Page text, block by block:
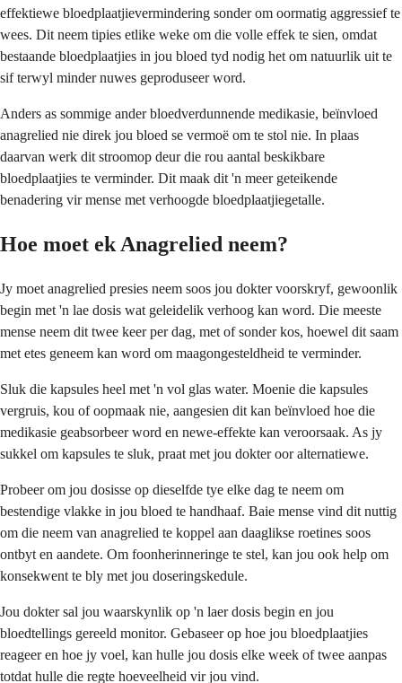
effektiewe bloedplaatjievermindering sonder om oormatig aggressief te
wees. Dit neem tipies etlike weke om die volle effek te sien, omdat
bestaande bloedplaatjies in jou bloed tyd nodig het om natuurlik uit te
sif terwyl minder nuwes geproduseer word.
Anders as sommige ander bloedverdunnende medikasie, beïnvloed
anagrelied nie direk jou bloed se vermoë om te stol nie. In plaas
daarvan werk dit stroomop deur die rou aantal beskikbare
bloedplaatjies te verminder. Dit maak dit 'n meer geteikende
benadering vir mense met verhoogde bloedplaatjiegetalle.
Hoe moet ek Anagrelied neem?
Jy moet anagrelied presies neem soos jou dokter voorskryf, gewoonlik
begin met 'n lae dosis wat geleidelik verhoog kan word. Die meeste
mense neem dit twee keer per dag, met of sonder kos, hoewel dit saam
met etes geneem kan word om maagongesteldheid te verminder.
Sluk die kapsules heel met 'n vol glas water. Moenie die kapsules
vergruis, kou of oopmaak nie, aangesien dit kan beïnvloed hoe die
medikasie geabsorbeer word en newe-effekte kan veroorsaak. As jy
sukkel om kapsules te sluk, praat met jou dokter oor alternatiewe.
Probeer om jou dosisse op dieselfde tye elke dag te neem om
bestendige vlakke in jou bloed te handhaaf. Baie mense vind dit nuttig
om die neem van anagrelied te koppel aan daaglikse roetines soos
ontbyt en aandete. Om foonherinneringe te stel, kan jou ook help om
konsekwent te bly met jou doseringskedule.
Jou dokter sal jou waarskynlik op 'n laer dosis begin en jou
bloedtellings gereeld monitor. Gebaseer op hoe jou bloedplaatjies
reageer en hoe jy voel, kan hulle jou dosis elke week of twee aanpas
totdat hulle die regte hoeveelheid vir jou vind.